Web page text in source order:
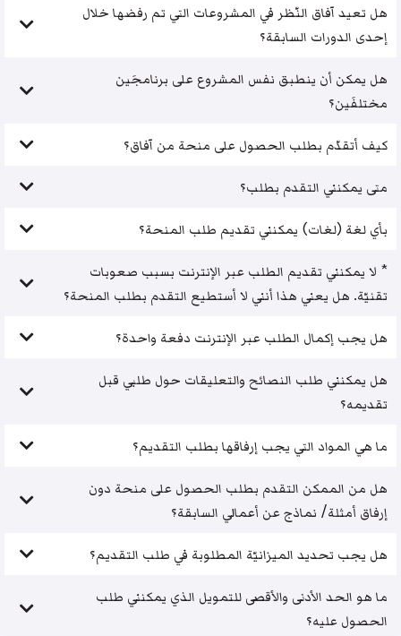
هل تعيد آفاق النّظر في المشروعات التي تم رفضها خلال
إحدى الدورات السابقة؟
هل يمكن أن ينطبق نفس المشروع على برنامجَين
مختلفَين؟
كيف أتقدّم بطلب الحصول على منحة من آفاق؟
متى يمكنني التقدم بطلب؟
بأي لغة (لغات) يمكنني تقديم طلب المنحة؟
* لا يمكنني تقديم الطلب عبر الإنترنت بسبب صعوبات
تقنيّة. هل يعني هذا أنني لا أستطيع التقدم بطلب المنحة؟
هل يجب إكمال الطلب عبر الإنترنت دفعة واحدة؟
هل يمكنني طلب النصائح والتعليقات حول طلبي قبل
تقديمه؟
ما هي المواد التي يجب إرفاقها بطلب التقديم؟
هل من الممكن التقدم بطلب الحصول على منحة دون
إرفاق أمثلة/ نماذج عن أعمالي السابقة؟
هل يجب تحديد الميزانيّة المطلوبة في طلب التقديم؟
ما هو الحد الأدنى والأقصى للتمويل الذي يمكنني طلب
الحصول عليه؟